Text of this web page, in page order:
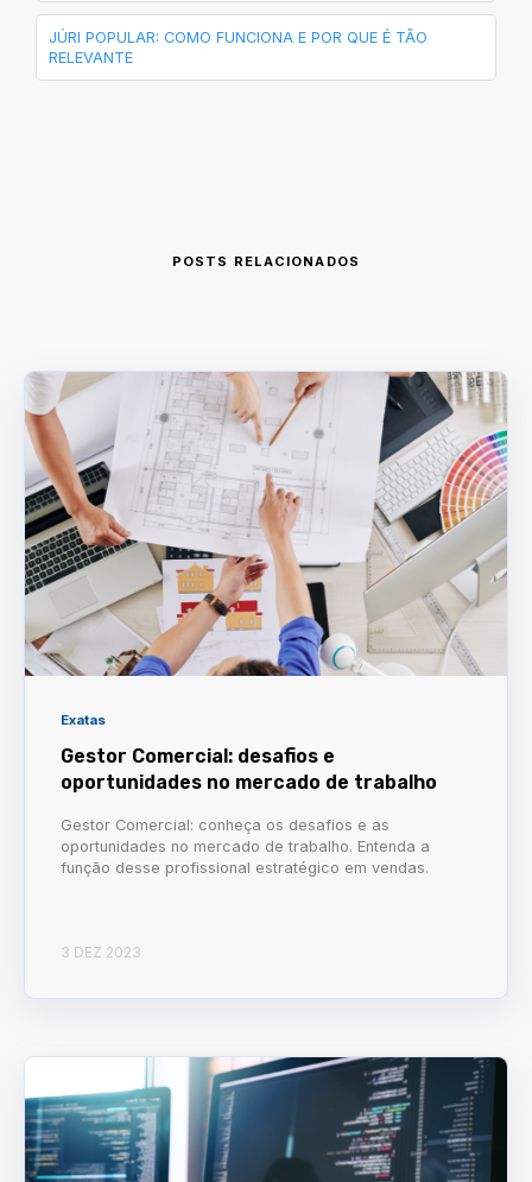
JÚRI POPULAR: COMO FUNCIONA E POR QUE É TÃO
RELEVANTE
POSTS RELACIONADOS
Exatas
Gestor Comercial: desafios e
oportunidades no mercado de trabalho
Gestor Comercial: conheça os desafios e as
oportunidades no mercado de trabalho. Entenda a
função desse profissional estratégico em vendas.
3 DEZ 2023